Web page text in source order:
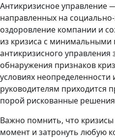
Антикризисное управление
направленных на
оздоровление компании и
из кризиса с минимальными
антикризисного управления
обнаружения признаков
условиях неопределенности
руководителям приходится
порой рискованные
Важно помнить, что
момент и затронуть любую